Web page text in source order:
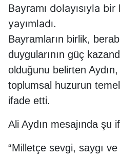
Bayramı dolayısıyla bir
yayımladı.
Bayramların birlik,
duygularının güç
olduğunu belirten
toplumsal huzurun
ifade etti.
Ali Aydın mesajında şu
“Milletçe sevgi, saygı